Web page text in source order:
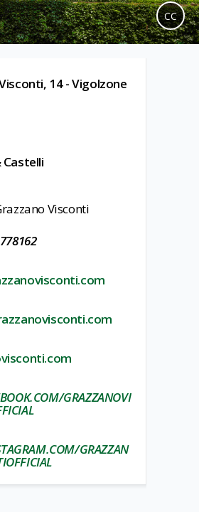
CC
14 - Vigolzone
Visconti
GRAZZANOVI
GRAZZAN